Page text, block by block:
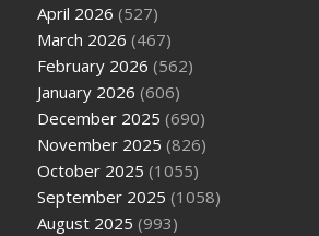
April 2026 (527)
March 2026 (467)
February 2026 (562)
January 2026 (606)
December 2025 (690)
November 2025 (826)
October 2025 (1055)
September 2025 (1058)
August 2025 (993)